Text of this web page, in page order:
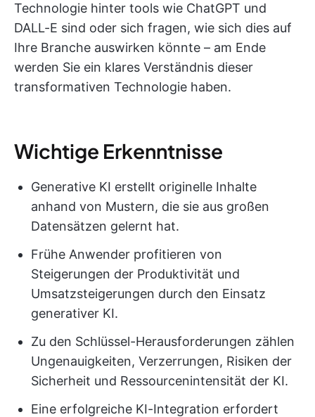
Technologie hinter tools wie ChatGPT und
DALL-E sind oder sich fragen, wie sich dies auf
Ihre Branche auswirken könnte – am Ende
werden Sie ein klares Verständnis dieser
transformativen Technologie haben.
Wichtige Erkenntnisse
Generative KI erstellt originelle Inhalte
anhand von Mustern, die sie aus großen
Datensätzen gelernt hat.
Frühe Anwender profitieren von
Steigerungen der Produktivität und
Umsatzsteigerungen durch den Einsatz
generativer KI.
Zu den Schlüssel-Herausforderungen zählen
Ungenauigkeiten, Verzerrungen, Risiken der
Sicherheit und Ressourcenintensität der KI.
Eine erfolgreiche KI-Integration erfordert